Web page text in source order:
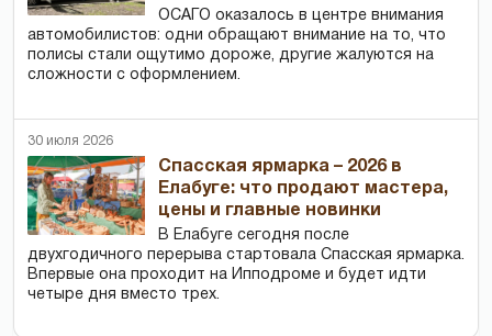
ОСАГО оказалось в центре внимания
автомобилистов: одни обращают внимание на то, что
полисы стали ощутимо дороже, другие жалуются на
сложности с оформлением.
30 июля 2026
Спасская ярмарка – 2026 в
Елабуге: что продают мастера,
цены и главные новинки
В Елабуге сегодня после
двухгодичного перерыва стартовала Спасская ярмарка.
Впервые она проходит на Ипподроме и будет идти
четыре дня вместо трех.